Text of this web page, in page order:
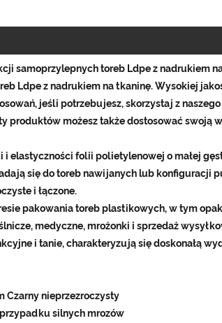
samoprzylepnych toreb Ldpe z nadrukiem
Ldpe z nadrukiem na tkaninę. Wysokiej
jeśli potrzebujesz, skorzystaj z
produktów możesz także dostosować swoją
elastyczności folii polietylenowej o małej
się do toreb nawijanych lub konfiguracji
i łączone.
pakowania toreb plastikowych, w tym
medyczne, mrożonki i sprzedaż
i tanie, charakteryzują się doskonałą
Czarny nieprzezroczysty
silnych mrozów